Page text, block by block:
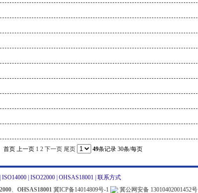
首页 上一页 1 2 下一页 尾页 49条记录 30条/每页
ISO14000| ISO22000| OHSAS18001| 联系方式
、 OHSAS18001 冀ICP备14014809号-1 冀公网安备 13010402001452号